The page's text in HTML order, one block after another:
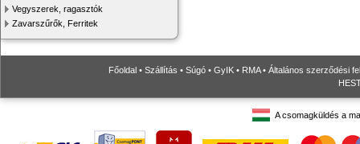
Vegyszerek, ragasztók
Zavarszűrők, Ferritek
Főoldal • Szállítás • Súgó • GyIK • RMA• Általános szerződési
A csomagküldés a